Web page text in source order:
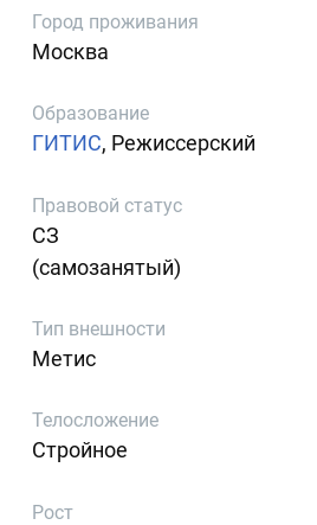
Город проживания
Москва
Образование
ГИТИС, Режиссерский
Правовой статус
СЗ
(самозанятый)
Тип внешности
Метис
Телосложение
Стройное
Рост